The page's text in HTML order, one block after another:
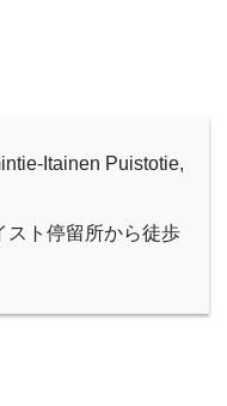
Itainen Puistotie,
スト停留所から徒歩